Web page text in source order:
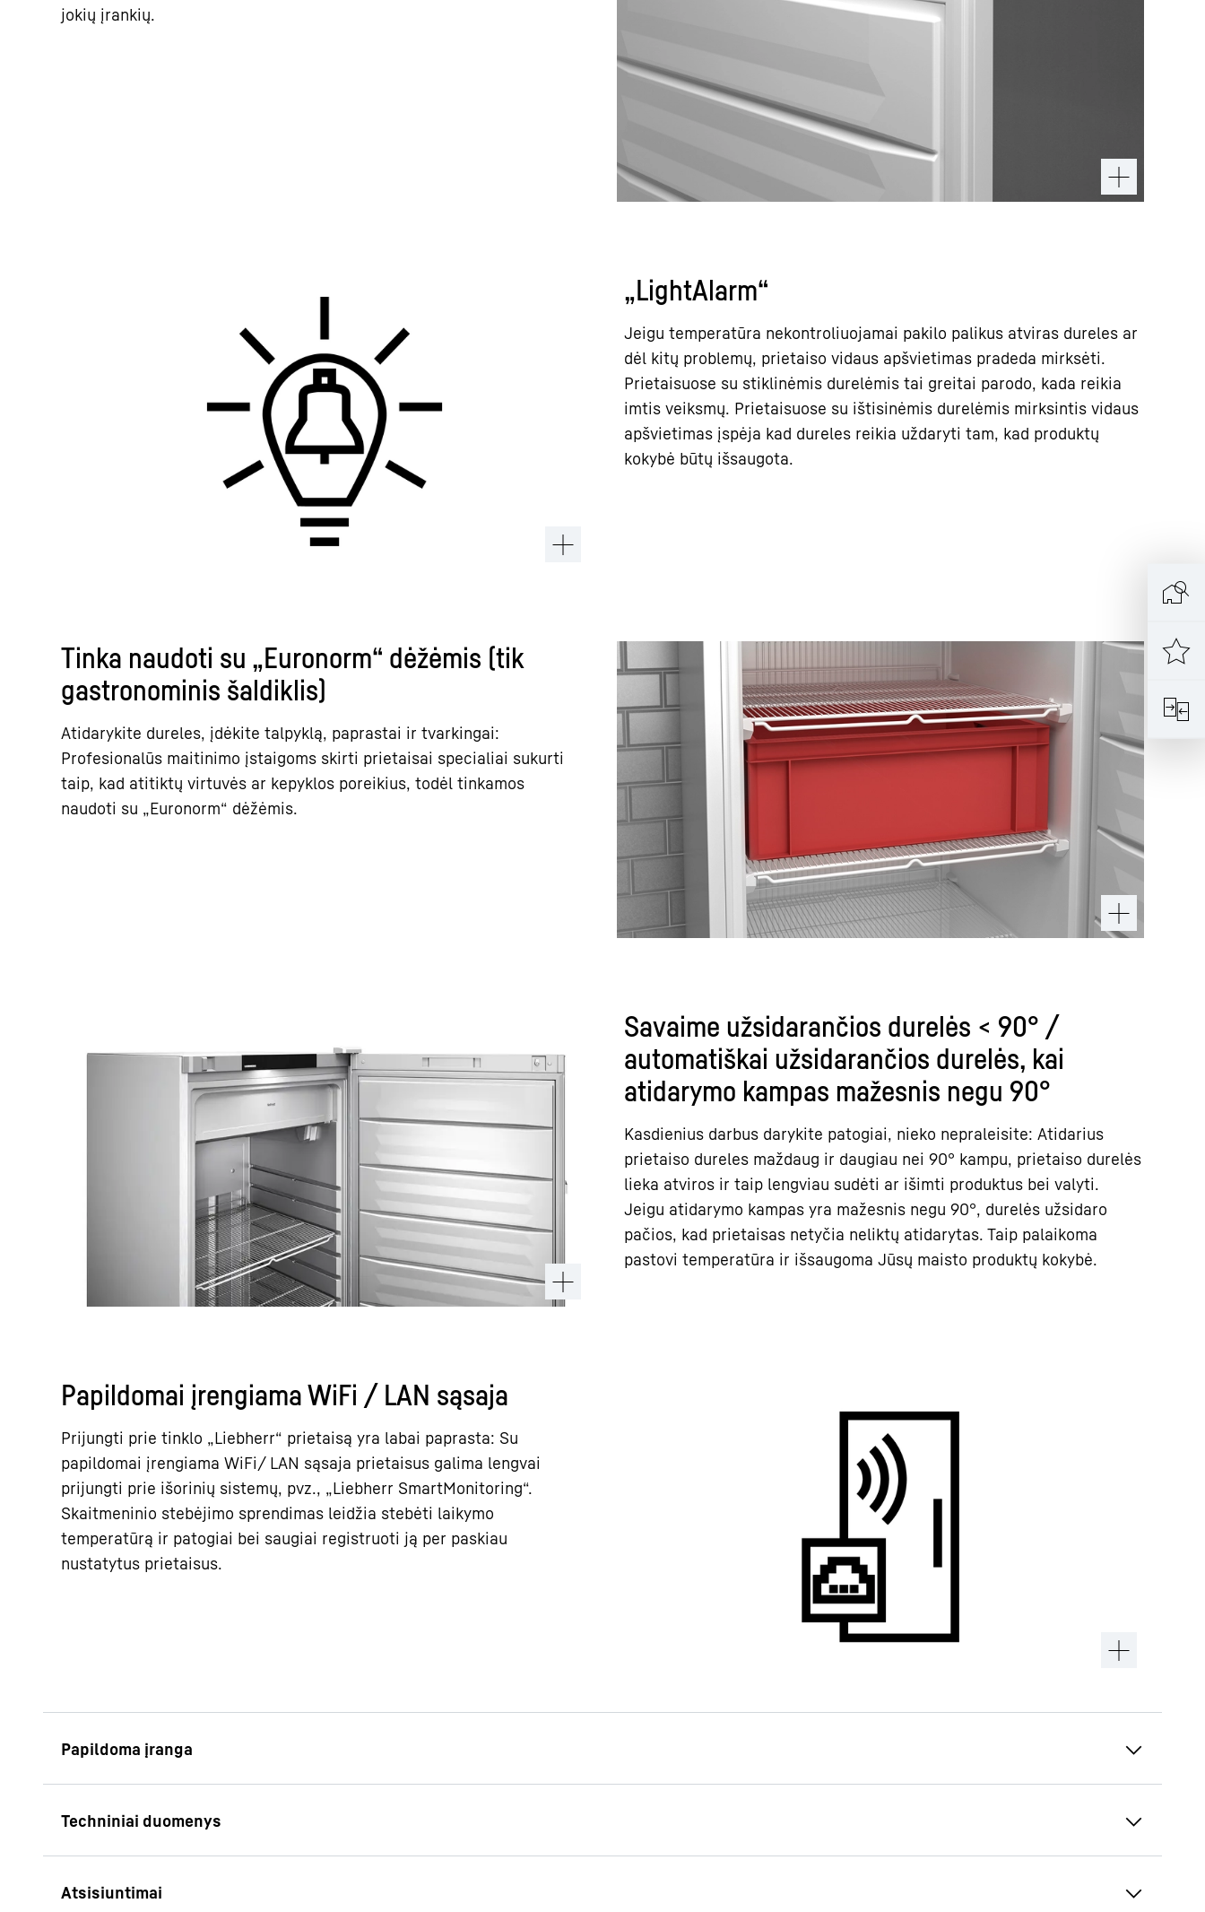
jokių įrankių.
„LightAlarm“
Jeigu temperatūra nekontroliuojamai pakilo palikus atviras dureles ar
dėl kitų problemų, prietaiso vidaus apšvietimas pradeda mirksėti.
Prietaisuose su stiklinėmis durelėmis tai greitai parodo, kada reikia
imtis veiksmų. Prietaisuose su ištisinėmis durelėmis mirksintis vidaus
apšvietimas įspėja kad dureles reikia uždaryti tam, kad produktų
kokybė būtų išsaugota.
Tinka naudoti su „Euronorm“ dėžėmis (tik
gastronominis šaldiklis)
Atidarykite dureles, įdėkite talpyklą, paprastai ir tvarkingai:
Profesionalūs maitinimo įstaigoms skirti prietaisai specialiai sukurti
taip, kad atitiktų virtuvės ar kepyklos poreikius, todėl tinkamos
naudoti su „Euronorm“ dėžėmis.
Savaime užsidarančios durelės < 90° /
automatiškai užsidarančios durelės, kai
atidarymo kampas mažesnis negu 90°
Kasdienius darbus darykite patogiai, nieko nepraleisite: Atidarius
prietaiso dureles maždaug ir daugiau nei 90° kampu, prietaiso durelės
lieka atviros ir taip lengviau sudėti ar išimti produktus bei valyti.
Jeigu atidarymo kampas yra mažesnis negu 90°, durelės užsidaro
pačios, kad prietaisas netyčia neliktų atidarytas. Taip palaikoma
pastovi temperatūra ir išsaugoma Jūsų maisto produktų kokybė.
Papildomai įrengiama WiFi / LAN sąsaja
Prijungti prie tinklo „Liebherr“ prietaisą yra labai paprasta: Su
papildomai įrengiama WiFi/ LAN sąsaja prietaisus galima lengvai
prijungti prie išorinių sistemų, pvz., „Liebherr SmartMonitoring“.
Skaitmeninio stebėjimo sprendimas leidžia stebėti laikymo
temperatūrą ir patogiai bei saugiai registruoti ją per paskiau
nustatytus prietaisus.
pranešanti informacija rodoma iš karto, kai
„Liebherr-Hausgeräte GmbH“ dar vienu